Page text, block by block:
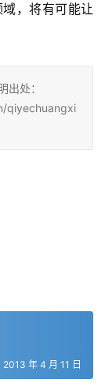
，将有可能让
出处：
qiyechuangxi
2013 年 4 月 11 日